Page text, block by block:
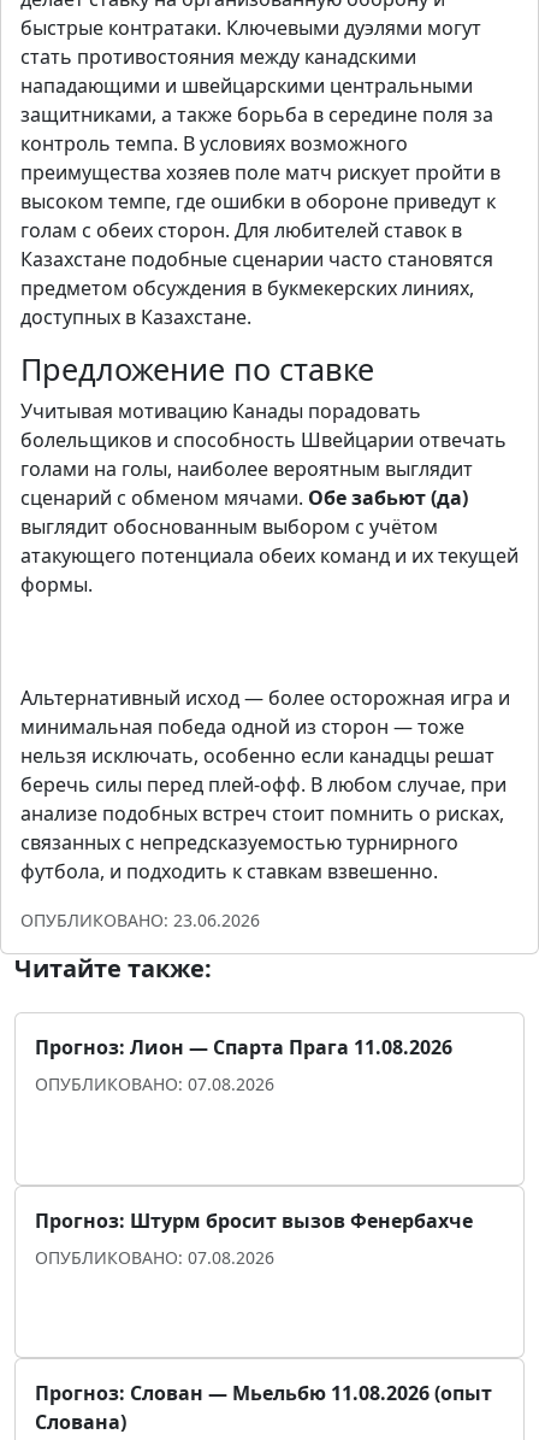
быстрые контратаки. Ключевыми дуэлями могут
стать противостояния между канадскими
нападающими и швейцарскими центральными
защитниками, а также борьба в середине поля за
контроль темпа. В условиях возможного
преимущества хозяев поле матч рискует пройти в
высоком темпе, где ошибки в обороне приведут к
голам с обеих сторон. Для любителей ставок в
Казахстане подобные сценарии часто становятся
предметом обсуждения в букмекерских линиях,
доступных в Казахстане.
Предложение по ставке
Учитывая мотивацию Канады порадовать
болельщиков и способность Швейцарии отвечать
голами на голы, наиболее вероятным выглядит
сценарий с обменом мячами. Обе забьют (да)
выглядит обоснованным выбором с учётом
атакующего потенциала обеих команд и их текущей
формы.
Альтернативный исход — более осторожная игра и
минимальная победа одной из сторон — тоже
нельзя исключать, особенно если канадцы решат
беречь силы перед плей-офф. В любом случае, при
анализе подобных встреч стоит помнить о рисках,
связанных с непредсказуемостью турнирного
футбола, и подходить к ставкам взвешенно.
ОПУБЛИКОВАНО: 23.06.2026
Читайте также:
Прогноз: Лион — Спарта Прага 11.08.2026
ОПУБЛИКОВАНО: 07.08.2026
Прогноз: Штурм бросит вызов Фенербахче
ОПУБЛИКОВАНО: 07.08.2026
Прогноз: Слован — Мьельбю 11.08.2026 (опыт
Слована)